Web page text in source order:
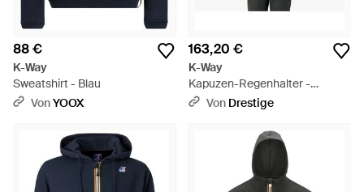
88 €
K-Way
Sweatshirt - Blau
VonYOOX
163,20 €
K-Way
Kapuzen-Regenhalter -
Schwarz
Von Drestige